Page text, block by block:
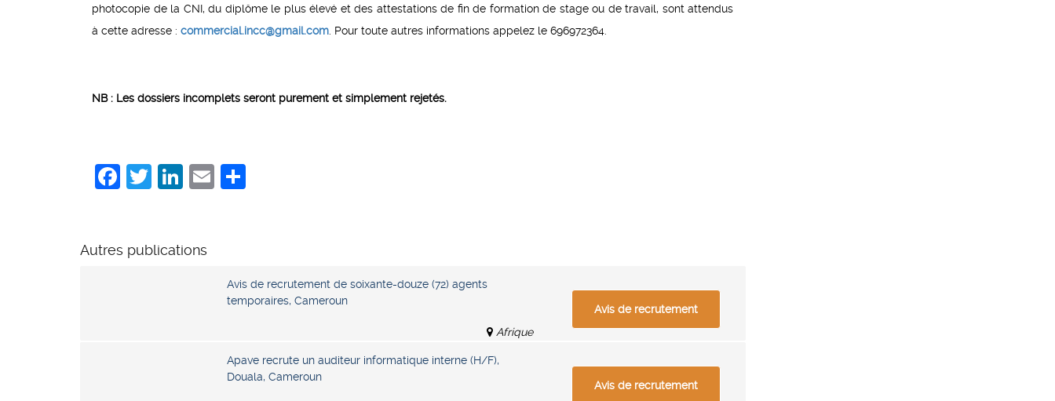
photocopie de la CNI, du diplôme le plus élevé et des attestations de fin de formation de stage ou de travail, sont attendus
à cette adresse : commercial.incc@gmail.com. Pour toute autres informations appelez le 696972364.
NB : Les dossiers incomplets seront purement et simplement rejetés.
Facebook
Twitter
LinkedIn
Email
Autres publications
Avis de recrutement de soixante-douze (72) agents
temporaires, Cameroun
Afrique
Avis de recrutement
Apave recrute un auditeur informatique interne (H/F),
Douala, Cameroun
Avis de recrutement